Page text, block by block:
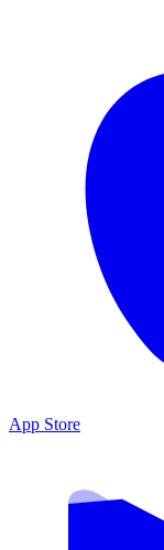
App Store